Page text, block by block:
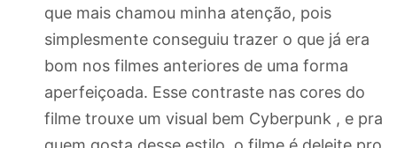
que mais chamou minha atenção, pois
simplesmente conseguiu trazer o que já era
bom nos filmes anteriores de uma forma
aperfeiçoada. Esse contraste nas cores do
filme trouxe um visual bem Cyberpunk , e pra